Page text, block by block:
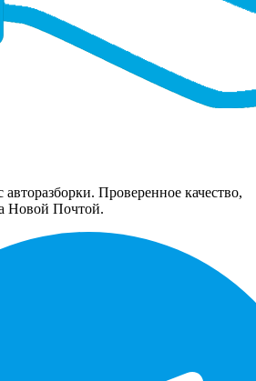
авторазборки. Проверенное качество,
Новой Почтой.